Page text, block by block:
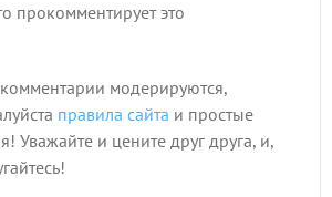
прокомментирует это
модерируются,
правила сайта и простые
Уважайте и цените друг друга, и,